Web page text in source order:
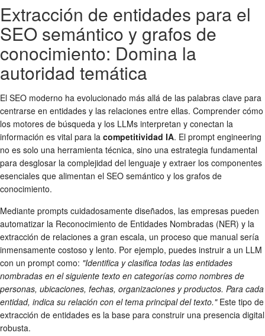
Extracción de entidades para el
SEO semántico y grafos de
conocimiento: Domina la
autoridad temática
El SEO moderno ha evolucionado más allá de las palabras clave para
centrarse en entidades y las relaciones entre ellas. Comprender cómo
los motores de búsqueda y los LLMs interpretan y conectan la
información es vital para la competitividad IA. El prompt engineering
no es solo una herramienta técnica, sino una estrategia fundamental
para desglosar la complejidad del lenguaje y extraer los componentes
esenciales que alimentan el SEO semántico y los grafos de
conocimiento.
Mediante prompts cuidadosamente diseñados, las empresas pueden
automatizar la Reconocimiento de Entidades Nombradas (NER) y la
extracción de relaciones a gran escala, un proceso que manual sería
inmensamente costoso y lento. Por ejemplo, puedes instruir a un LLM
con un prompt como: "Identifica y clasifica todas las entidades
nombradas en el siguiente texto en categorías como nombres de
personas, ubicaciones, fechas, organizaciones y productos. Para cada
entidad, indica su relación con el tema principal del texto."Este tipo de
extracción de entidades es la base para construir una presencia digital
robusta.